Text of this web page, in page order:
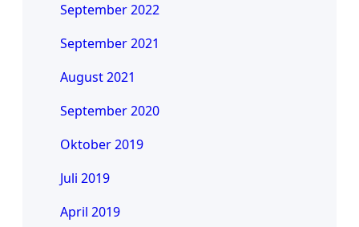
September 2022
September 2021
August 2021
September 2020
Oktober 2019
Juli 2019
April 2019